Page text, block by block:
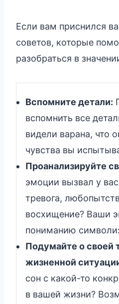
Если вам приснился
советов, которые
разобраться в
Вспомните детали:
вспомнить все
видели варана, что
чувства вы
Проанализируйте
эмоции вызвал у
тревога,
восхищение? Ваши
пониманию
Подумайте о своей
жизненной
сон с какой-то
в вашей жизни?